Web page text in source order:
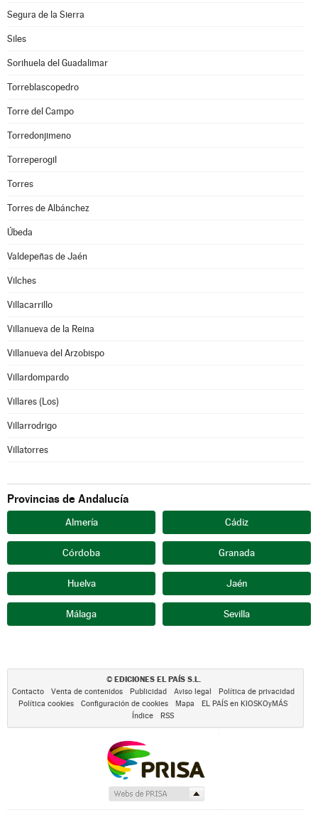
Segura de la Sierra
Siles
Sorihuela del Guadalimar
Torreblascopedro
Torre del Campo
Torredonjimeno
Torreperogil
Torres
Torres de Albánchez
Úbeda
Valdepeñas de Jaén
Vilches
Villacarrillo
Villanueva de la Reina
Villanueva del Arzobispo
Villardompardo
Villares (Los)
Villarrodrigo
Villatorres
Provincias de Andalucía
Almería Cádiz
Córdoba Granada
Huelva Jaén
Málaga Sevilla
© EDICIONES EL PAÍS S.L.
Contacto Venta de contenidos Publicidad Aviso legal
Política de privacidad
Política cookies
Configuración de cookies Mapa
EL PAÍS en KIOSKOyMÁS
Índice
RSS